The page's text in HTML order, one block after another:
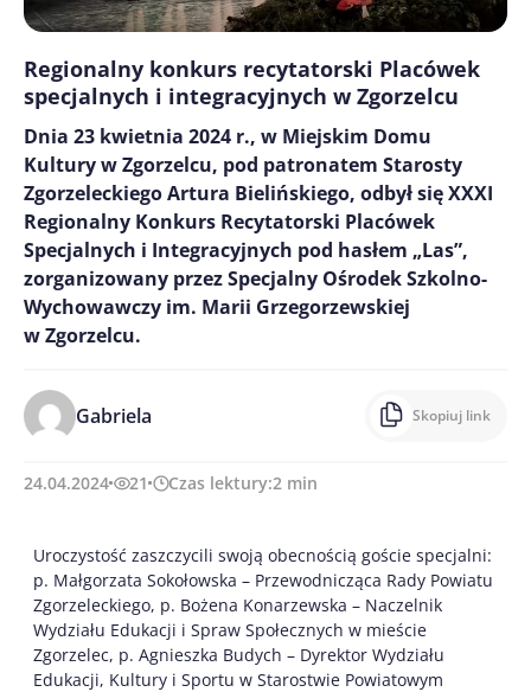
Regionalny konkurs recytatorski Placówek
specjalnych i integracyjnych w Zgorzelcu
Dnia 23 kwietnia 2024 r., w Miejskim Domu
Kultury w Zgorzelcu, pod patronatem Starosty
Zgorzeleckiego Artura Bielińskiego, odbył się XXXI
Regionalny Konkurs Recytatorski Placówek
Specjalnych i Integracyjnych pod hasłem „Las”,
zorganizowany przez Specjalny Ośrodek Szkolno-
Wychowawczy im. Marii Grzegorzewskiej
w Zgorzelcu.
Gabriela Skopiuj link
24.04.2024 21 Czas lektury:2 min
Uroczystość zaszczycili swoją obecnością goście specjalni:
p. Małgorzata Sokołowska – Przewodnicząca Rady Powiatu
Zgorzeleckiego, p. Bożena Konarzewska – Naczelnik
Wydziału Edukacji i Spraw Społecznych w mieście
Zgorzelec, p. Agnieszka Budych – Dyrektor Wydziału
Edukacji, Kultury i Sportu w Starostwie Powiatowym